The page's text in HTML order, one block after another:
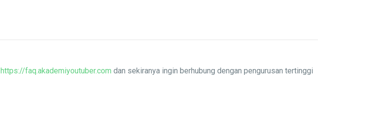
https://faq.akademiyoutuber.com dan sekiranya ingin berhubung dengan pengurusan tertinggi